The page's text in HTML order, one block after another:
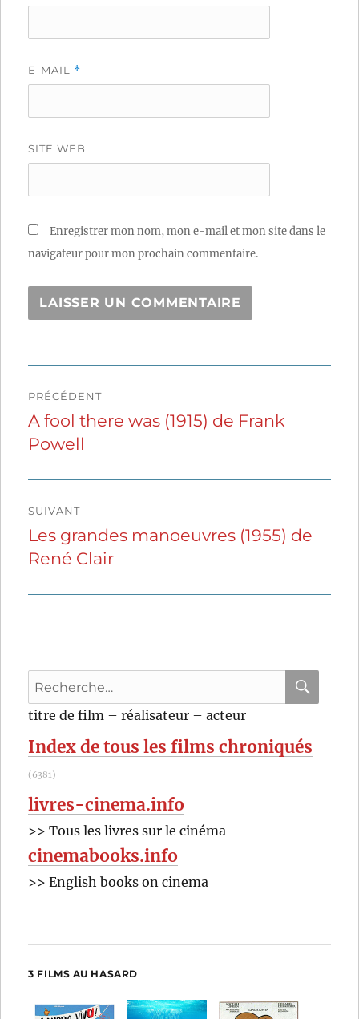
E-MAIL *
SITE WEB
Enregistrer mon nom, mon e-mail et mon site dans le
navigateur pour mon prochain commentaire.
de
l’article
PRÉCÉDENT
Publication
précédente :
A fool there was (1915) de Frank
Powell
SUIVANT
Publication
suivante :
Les grandes manoeuvres (1955) de
René Clair
Recherche
pour
:
titre de film – réalisateur – acteur
Index de tous les films chroniqués
(6381)
livres-cinema.info
>> Tous les livres sur le cinéma
cinemabooks.info
>> English books on cinema
3 FILMS AU HASARD